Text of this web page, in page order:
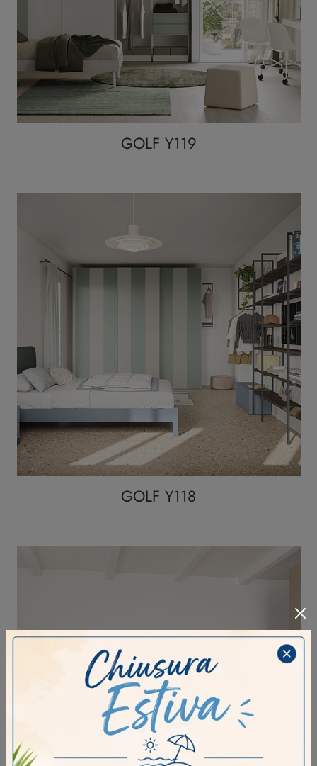
GOLF Y119
GOLF Y118